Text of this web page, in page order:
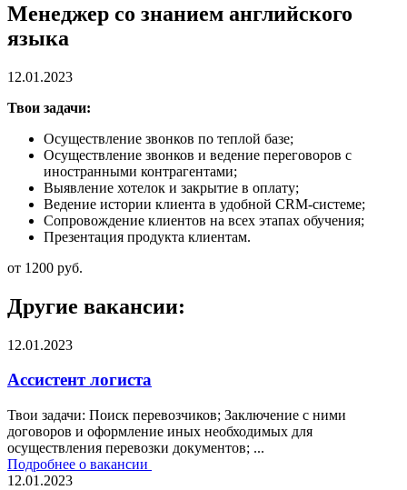
Менеджер со знанием английского
языка
12.01.2023
Твои задачи:
Осуществление звонков по теплой базе;
Осуществление звонков и ведение переговоров с
иностранными контрагентами;
Выявление хотелок и закрытие в оплату;
Ведение истории клиента в удобной CRM-системе;
Сопровождение клиентов на всех этапах обучения;
Презентация продукта клиентам.
от 1200 руб.
Другие вакансии:
12.01.2023
Ассистент логиста
Твои задачи: Поиск перевозчиков; Заключение с ними
договоров и оформление иных необходимых для
осуществления перевозки документов; ...
Подробнее о вакансии
12.01.2023